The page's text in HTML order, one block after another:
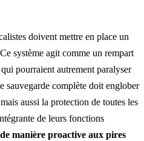
doivent mettre en place un
système agit comme un rempart
pourraient autrement paralyser
sauvegarde complète doit englober
aussi la protection de toutes les
de leurs fonctions
manière proactive aux pires